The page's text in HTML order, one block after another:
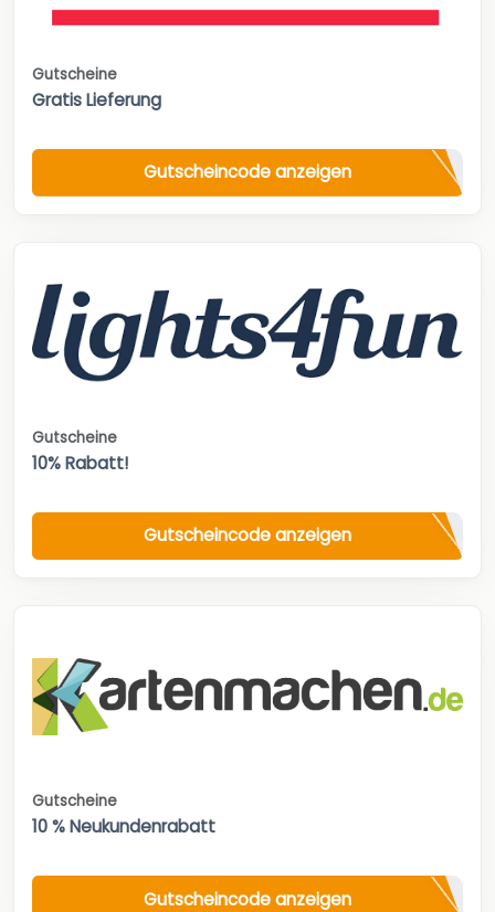
Gutscheine
Gratis Lieferung
Gutscheincode anzeigen
Gutscheine
10% Rabatt!
Gutscheincode anzeigen
Gutscheine
10 % Neukundenrabatt
Gutscheincode anzeigen